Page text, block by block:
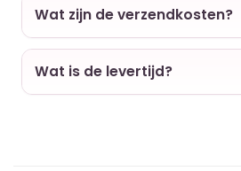
Wat zijn de verzendkosten?
Wat is de levertijd?